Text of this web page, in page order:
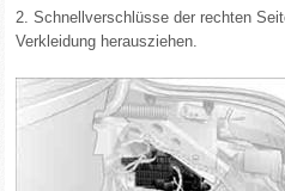
2. Schnellverschlüsse der rechten
Verkleidung herausziehen.